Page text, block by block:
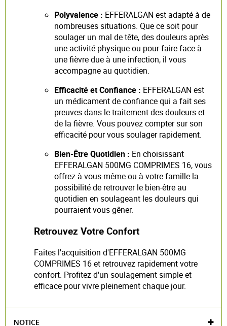
Polyvalence : EFFERALGAN est adapté à de
nombreuses situations. Que ce soit pour
soulager un mal de tête, des douleurs après
une activité physique ou pour faire face à
une fièvre due à une infection, il vous
accompagne au quotidien.
Efficacité et Confiance : EFFERALGAN est
un médicament de confiance qui a fait ses
preuves dans le traitement des douleurs et
de la fièvre. Vous pouvez compter sur son
efficacité pour vous soulager rapidement.
Bien-Être Quotidien : En choisissant
EFFERALGAN 500MG COMPRIMES 16, vous
offrez à vous-même ou à votre famille la
possibilité de retrouver le bien-être au
quotidien en soulageant les douleurs qui
pourraient vous gêner.
Retrouvez Votre Confort
Faites l'acquisition d'EFFERALGAN 500MG
COMPRIMES 16 et retrouvez rapidement votre
confort. Profitez d'un soulagement simple et
efficace pour vivre pleinement chaque jour.
NOTICE